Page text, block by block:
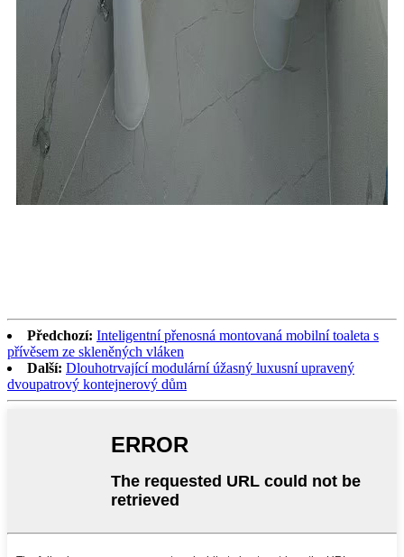
Předchozí: Inteligentní přenosná montovaná mobilní toaleta s
přívěsem ze skleněných vláken
Další: Dlouhotrvající modulární úžasný luxusní upravený
dvoupatrový kontejnerový dům